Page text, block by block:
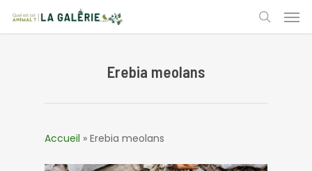
main
search
Erebia meolans
Accueil » Erebia meolans